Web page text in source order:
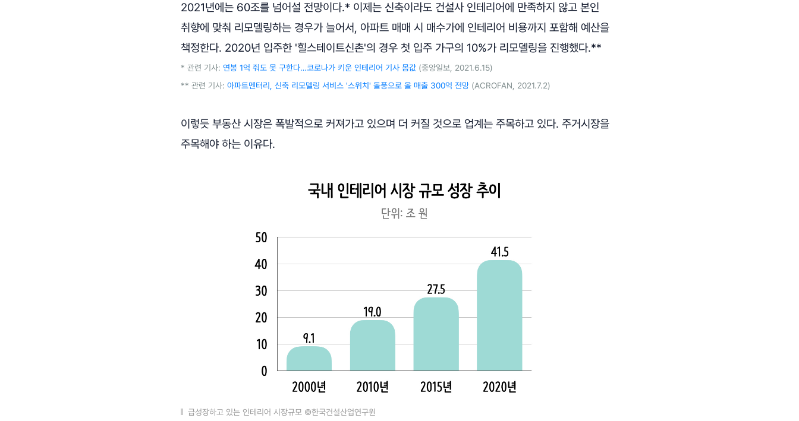
2021년에는 60조를 넘어설 전망이다.* 이제는 신축이라도 건설사 인테리어에 만족하지 않고 본인
취향에 맞춰 리모델링하는 경우가 늘어서, 아파트 매매 시 매수가에 인테리어 비용까지 포함해 예산을
책정한다. 2020년 입주한 '힐스테이트신촌'의 경우 첫 입주 가구의 10%가 리모델링을 진행했다.**
* 관련 기사: 연봉 1억 줘도 못 구한다…코로나가 키운 인테리어 기사 몸값 (중앙일보, 2021.6.15)
** 관련 기사: 아파트멘터리, 신축 리모델링 서비스 '스위치' 돌풍으로 올 매출 300억 전망 (ACROFAN, 2021.7.2)
이렇듯 부동산 시장은 폭발적으로 커져가고 있으며 더 커질 것으로 업계는 주목하고 있다. 주거시장을
주목해야 하는 이유다.
급성장하고 있는 인테리어 시장규모 ©한국건설산업연구원